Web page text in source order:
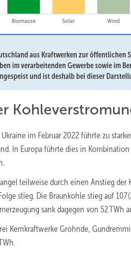
aus Kraftwerken zur öffentlichen
im verarbeitenden Gewerbe sowie im
und ist deshalb bei dieser
Ukraine im Februar 2022 führte zu
In Europa führte dies in
teilweise durch einen Anstieg
stieg. Die Braunkohle stieg auf 107
sank dagegen von 52 TWh
Kernkraftwerke Grohnde,